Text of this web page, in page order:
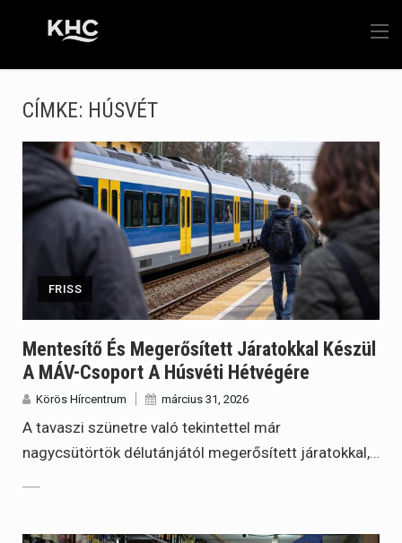
CÍMKE: HÚSVÉT
FRISS
Mentesítő És Megerősített Járatokkal Készül
A MÁV-Csoport A Húsvéti Hétvégére
Körös Hírcentrum március 31, 2026
A tavaszi szünetre való tekintettel már
nagycsütörtök délutánjától megerősített járatokkal,…